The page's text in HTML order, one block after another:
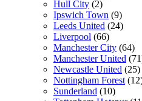
Hull City (2)
Ipswich Town (9)
Leeds United (24)
Liverpool (66)
Manchester City (64)
Manchester United
Newcastle United (25)
Nottingham Forest
Sunderland (10)